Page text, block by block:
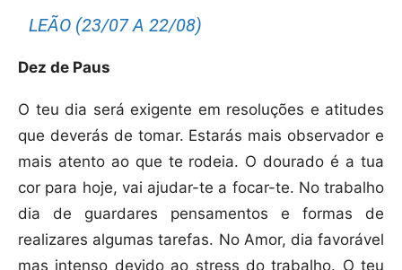
LEÃO (23/07 A 22/08)
Dez de Paus
O teu dia será exigente em resoluções e atitudes
que deverás de tomar. Estarás mais observador e
mais atento ao que te rodeia. O dourado é a tua
cor para hoje, vai ajudar-te a focar-te. No trabalho
dia de guardares pensamentos e formas de
realizares algumas tarefas. No Amor, dia favorável
mas intenso devido ao stress do trabalho. O teu